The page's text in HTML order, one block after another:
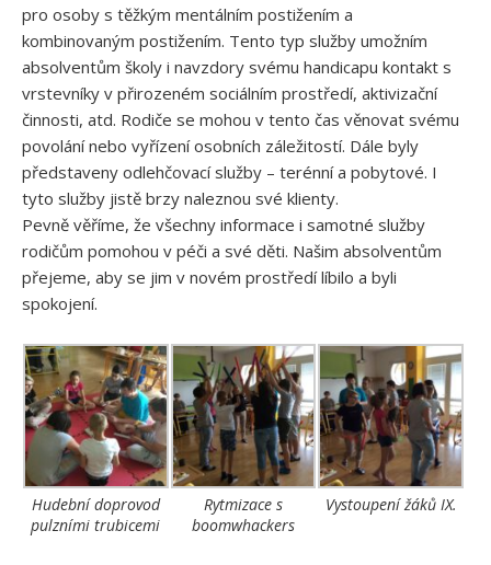
pro osoby s těžkým mentálním postižením a
kombinovaným postižením. Tento typ služby umožním
absolventům školy i navzdory svému handicapu kontakt s
vrstevníky v přirozeném sociálním prostředí, aktivizační
činnosti, atd. Rodiče se mohou v tento čas věnovat svému
povolání nebo vyřízení osobních záležitostí. Dále byly
představeny odlehčovací služby – terénní a pobytové. I
tyto služby jistě brzy naleznou své klienty.
Pevně věříme, že všechny informace i samotné služby
rodičům pomohou v péči a své děti. Našim absolventům
přejeme, aby se jim v novém prostředí líbilo a byli
spokojení.
Hudební doprovod
pulzními trubicemi
Rytmizace s
boomwhackers
Vystoupení žáků IX.